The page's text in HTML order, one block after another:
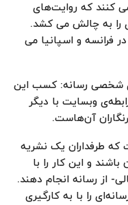
کنند که روایت‌های
را به چالش می کشد.
فرانسه و اسپانیا می
ی شخصی رسانه: کسب این
وبسایت با دیگر
آن‌هاست.
که طرفداران یک نشریه
و این کار را با
از رسانه انجام دهند.
را با به کارگیری